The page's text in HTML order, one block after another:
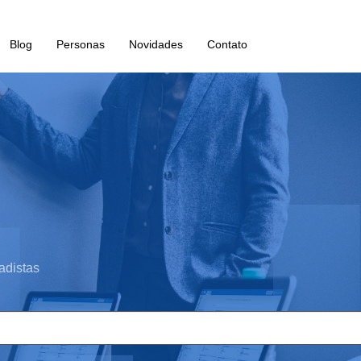
Blog Personas Novidades Contato